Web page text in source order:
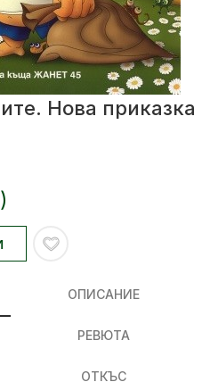
Нова приказка
ОПИСАНИЕ
РЕВЮТА
ОТКЪС